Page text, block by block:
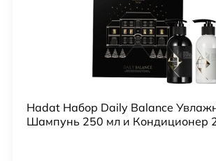
Hadat Набор Daily Balance
Шампунь 250 мл и Кондиционер